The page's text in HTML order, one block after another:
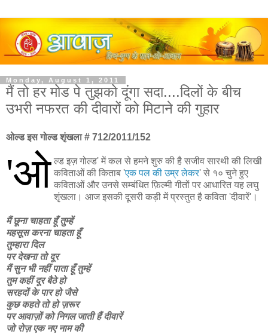
Monday, August 1, 2011
मैं तो हर मोड पे तुझको दूंगा सदा....दिलों के बीच
उभरी नफरत की दीवारों को मिटाने की गुहार
ओल्ड इस गोल्ड शृंखला # 712/2011/152
'ओ ल्ड इज़ गोल्ड' में कल से हमने शुरु की है सजीव सारथी की लिखी
कविताओं की किताब 'एक पल की उम्र लेकर' से १० चुने हुए
कविताओं और उनसे सम्बंधित फ़िल्मी गीतों पर आधारित यह लघु
शृंखला। आज इसकी दूसरी कड़ी में प्रस्तुत है कविता 'दीवारें'।
मैं छूना चाहता हूँ तुम्हें
महसूस करना चाहता हूँ
तुम्हारा दिल
पर देखना तो दूर
मैं सुन भी नहीं पाता हूँ तुम्हें
तुम कहीं दूर बैठे हो
सरहदों के पार हो जैसे
कुछ कहते तो हो ज़रूर
पर आवाज़ों को निगल जाती हैं दीवारें
जो रोज़ एक नए नाम की